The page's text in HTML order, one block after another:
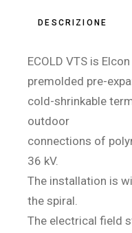
DESCRIZIONE
ECOLD VTS is
premolded pre-
cold-shrinkable
outdoor
connections of
36 kV.
The installation is
the spiral.
The electrical field